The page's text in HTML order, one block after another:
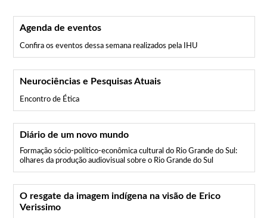
Agenda de eventos
Confira os eventos dessa semana realizados pela IHU
Neurociências e Pesquisas Atuais
Encontro de Ética
Diário de um novo mundo
Formação sócio-político-econômica cultural do Rio Grande do Sul:
olhares da produção audiovisual sobre o Rio Grande do Sul
O resgate da imagem indígena na visão de Erico
Verissimo